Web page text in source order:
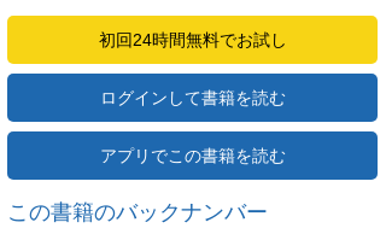
初回24時間無料でお試し
ログインして書籍を読む
アプリでこの書籍を読む
この書籍のバックナンバー